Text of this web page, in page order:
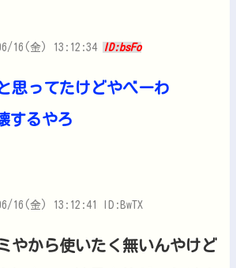
16(金) 13:12:34 ID:bsFo
思ってたけどやべーわ
するやろ
16(金) 13:12:41 ID:BwTX
やから使いたく無いんやけど